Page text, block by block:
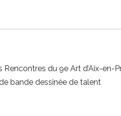
du 9e Art d’Aix-en-
bande dessinée de talent